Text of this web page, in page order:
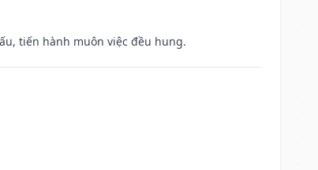
tiến hành muôn việc đều hung.